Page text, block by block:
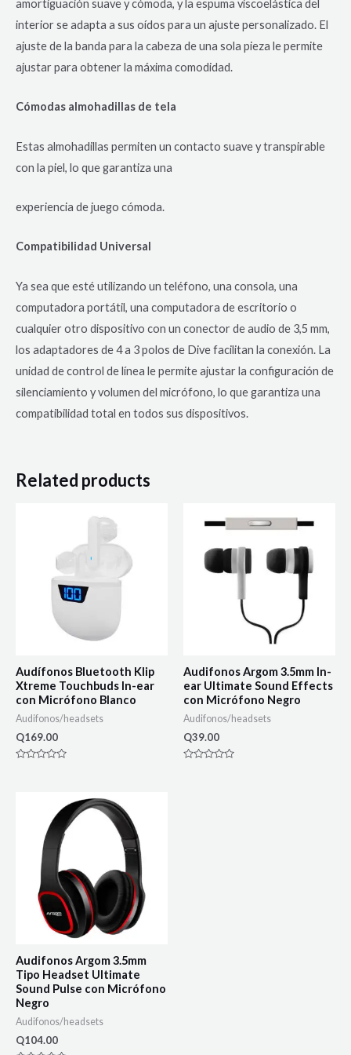
amortiguación suave y cómoda, y la espuma viscoelástica del
interior se adapta a sus oídos para un ajuste personalizado. El
ajuste de la banda para la cabeza de una sola pieza le permite
ajustar para obtener la máxima comodidad.
Cómodas almohadillas de tela
Estas almohadillas permiten un contacto suave y transpirable
con la piel, lo que garantiza una
experiencia de juego cómoda.
Compatibilidad Universal
Ya sea que esté utilizando un teléfono, una consola, una
computadora portátil, una computadora de escritorio o
cualquier otro dispositivo con un conector de audio de 3,5 mm,
los adaptadores de 4 a 3 polos de Dive facilitan la conexión. La
unidad de control de línea le permite ajustar la configuración de
silenciamiento y volumen del micrófono, lo que garantiza una
compatibilidad total en todos sus dispositivos.
Related products
Audífonos Bluetooth Klip
Xtreme Touchbuds In-ear
con Micrófono Blanco
Audifonos/headsets
Q169.00
Audifonos Argom 3.5mm In-
ear Ultimate Sound Effects
con Micrófono Negro
Audifonos/headsets
Q39.00
Audifonos Argom 3.5mm
Tipo Headset Ultimate
Sound Pulse con Micrófono
Negro
Audifonos/headsets
Q104.00